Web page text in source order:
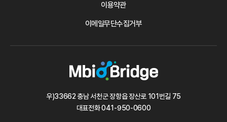
이용약관
이메일무단수집거부
우)33662 충남 서천군 장항읍 장산로 101번길 75
대표전화041-950-0600